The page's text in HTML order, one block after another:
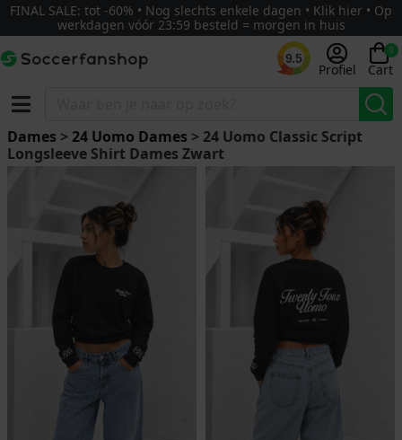
FINAL SALE: tot -60% • Nog slechts enkele dagen • Klik hier • Op
werkdagen vóór 23:59 besteld = morgen in huis
9.5
Profiel
0
Cart
Dames > 24 Uomo Dames > 24 Uomo Classic Script
Longsleeve Shirt Dames Zwart